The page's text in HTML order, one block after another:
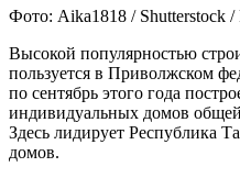
Фото: Aika1818 / Shutterstock
Высокой популярностью
пользуется в Приволжском
по сентябрь этого года
индивидуальных домов
Здесь лидирует Республика
домов.